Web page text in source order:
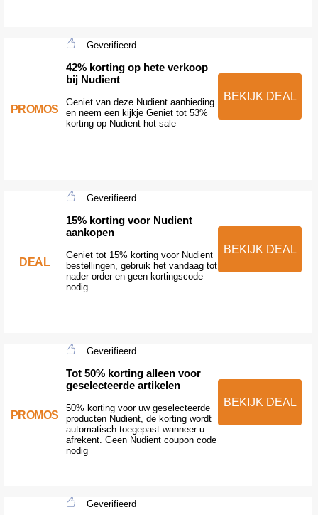
PROMOS
Geverifieerd
42% korting op hete verkoop
bij Nudient
Geniet van deze Nudient aanbieding
en neem een kijkje Geniet tot 53%
korting op Nudient hot sale
BEKIJK DEAL
DEAL
Geverifieerd
15% korting voor Nudient
aankopen
Geniet tot 15% korting voor Nudient
bestellingen, gebruik het vandaag tot
nader order en geen kortingscode
nodig
BEKIJK DEAL
PROMOS
Geverifieerd
Tot 50% korting alleen voor
geselecteerde artikelen
50% korting voor uw geselecteerde
producten Nudient, de korting wordt
automatisch toegepast wanneer u
afrekent. Geen Nudient coupon code
nodig
BEKIJK DEAL
Geverifieerd